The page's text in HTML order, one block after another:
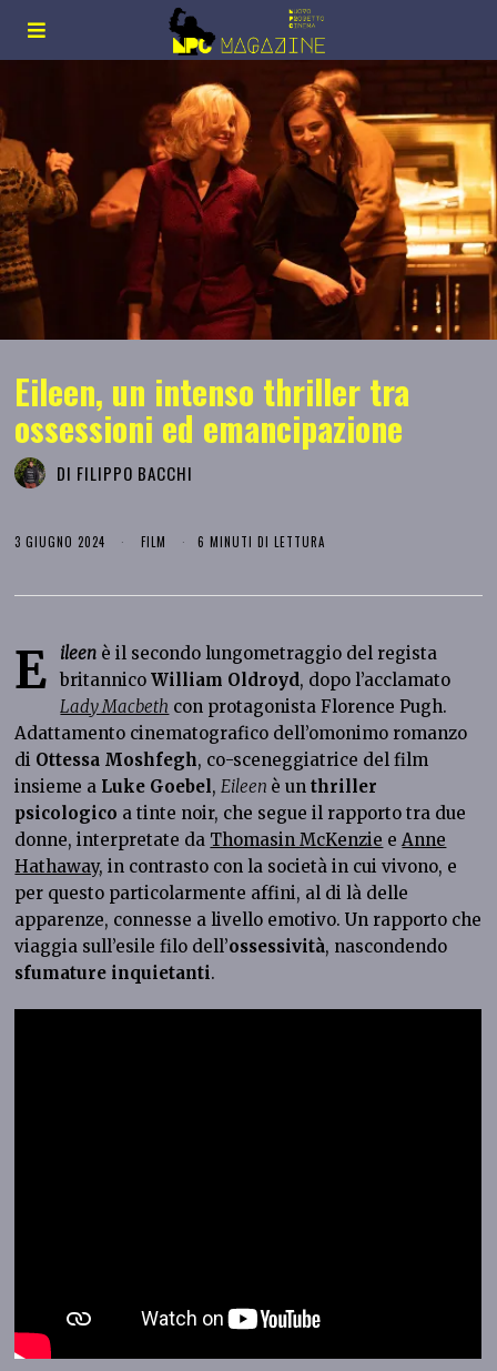
Eileen, un intenso thriller tra
ossessioni ed emancipazione
DI FILIPPO BACCHI
3 GIUGNO 2024 FILM 6 MINUTI DI LETTURA
E ileen è il secondo lungometraggio del regista
britannicoWilliam Oldroyd, dopo l’acclamato
Lady Macbeth con protagonista Florence Pugh.
Adattamento cinematografico dell’omonimo romanzo
di Ottessa Moshfegh, co-sceneggiatrice del film
insieme a Luke Goebel,Eileen è unthriller
psicologico a tinte noir, che segue il rapporto tra due
donne, interpretate da Thomasin McKenzie eAnne
Hathaway, in contrasto con la società in cui vivono, e
per questo particolarmente affini, al di là delle
apparenze, connesse a livello emotivo. Un rapporto che
viaggia sull’esile filo dell’ossessività, nascondendo
sfumature inquietanti.